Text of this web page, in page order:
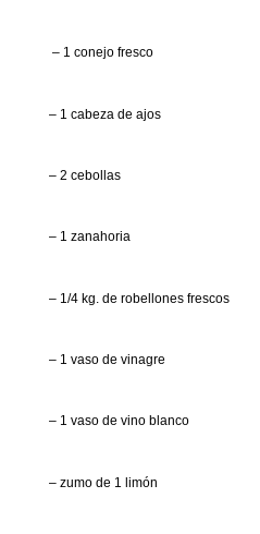
– 1 conejo fresco
– 1 cabeza de ajos
– 2 cebollas
– 1 zanahoria
– 1/4 kg. de robellones frescos
– 1 vaso de vinagre
– 1 vaso de vino blanco
– zumo de 1 limón